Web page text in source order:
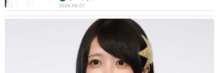
とを頭に置いておかなければなりませんね。
妊娠時の辛さや症状は千差万別で、健診の待合室ではさま
ざまな方々が同じ空間で待機されています。特につわり時
2026.08.07